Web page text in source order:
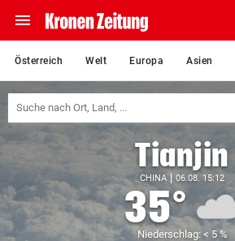
menu Navigation
ein-/ausklappen
Österreich Welt Europa Asien
Abonnieren
account_circle
pin_drop
Wien
bookmark Merkliste
Tianjin
CHINA 06.08. 15:12
35°
Niederschlag: < 5 %